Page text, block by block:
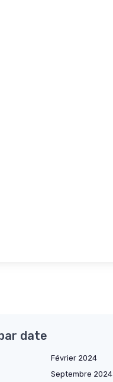
date
Février 2024
Septembre 2024